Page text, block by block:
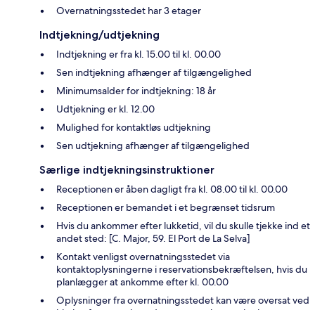
Overnatningsstedet har 3 etager
Indtjekning/udtjekning
Indtjekning er fra kl. 15.00 til kl. 00.00
Sen indtjekning afhænger af tilgængelighed
Minimumsalder for indtjekning: 18 år
Udtjekning er kl. 12.00
Mulighed for kontaktløs udtjekning
Sen udtjekning afhænger af tilgængelighed
Særlige indtjekningsinstruktioner
Receptionen er åben dagligt fra kl. 08.00 til kl. 00.00
Receptionen er bemandet i et begrænset tidsrum
Hvis du ankommer efter lukketid, vil du skulle tjekke ind et
andet sted: [C. Major, 59. El Port de La Selva]
Kontakt venligst overnatningsstedet via
kontaktoplysningerne i reservationsbekræftelsen, hvis du
planlægger at ankomme efter kl. 00.00
Oplysninger fra overnatningsstedet kan være oversat ved